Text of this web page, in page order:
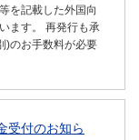
を記載した外国向
ます。 再発行も承
)のお手数料が必要
受付のお知ら